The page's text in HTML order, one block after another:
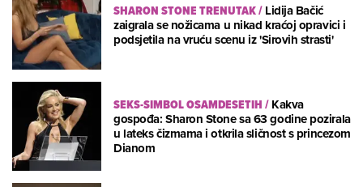
SHARON STONE TRENUTAK/Lidija Bačić
zaigrala se nožicama u nikad kraćoj opravici i
podsjetila na vruću scenu iz 'Sirovih strasti'
SEKS-SIMBOL OSAMDESETIH/Kakva
gospođa: Sharon Stone sa 63 godine pozirala
u lateks čizmama i otkrila sličnost s princezom
Dianom